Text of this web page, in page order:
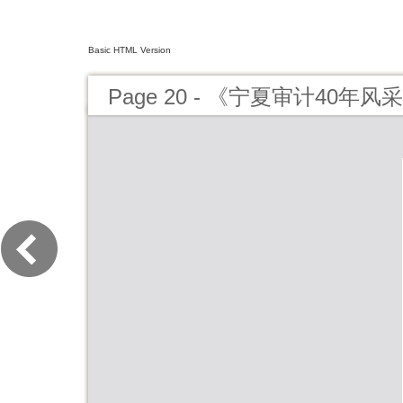
Basic HTML Version
Page 20 - 《宁夏审计40年风